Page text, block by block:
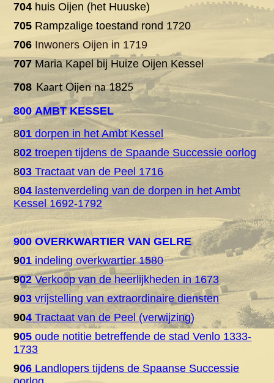
704 huis Oijen (het Huuske)
705 Rampzalige toestand rond 1720
706 Inwoners Oijen in 1719
707 Maria Kapel bij Huize Oijen Kessel
708 Kaart Oijen na 1825
800 AMBT KESSEL
801 dorpen in het Ambt Kessel
802 troepen tijdens de Spaande Successie oorlog
803 Tractaat van de Peel 1716
804 lastenverdeling van de dorpen in het Ambt
Kessel 1692-1792
900 OVERKWARTIER VAN GELRE
901 indeling overkwartier 1580
902Verkoop van de heerlijkheden in 1673
903 vrijstelling van extraordinaire diensten
904 Tractaat van de Peel (verwijzing)
905 oude notitie betreffende de stad Venlo 1333-
1733
906 Landlopers tijdens de Spaanse Successie